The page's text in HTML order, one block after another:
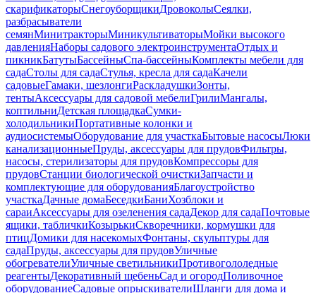
скарификаторыСнегоуборщикиДровоколыСеялки,
разбрасыватели
семянМинитракторыМиникультиваторыМойки высокого
давленияНаборы садового электроинструментаОтдых и
пикникБатутыБассейныСпа-бассейныКомплекты мебели для
садаСтолы для садаСтулья, кресла для садаКачели
садовыеГамаки, шезлонгиРаскладушкиЗонты,
тентыАксессуары для садовой мебелиГрилиМангалы,
коптильниДетская площадкаСумки-
холодильникиПортативные колонки и
аудиосистемыОборудование для участкаБытовые насосыЛюки
канализационныеПруды, аксессуары для прудовФильтры,
насосы, стерилизаторы для прудовКомпрессоры для
прудовСтанции биологической очисткиЗапчасти и
комплектующие для оборудованияБлагоустройство
участкаДачные домаБеседкиБаниХозблоки и
сараиАксессуары для озеленения садаДекор для садаПочтовые
ящики, табличкиКозырькиСкворечники, кормушки для
птицДомики для насекомыхФонтаны, скульптуры для
садаПруды, аксессуары для прудовУличные
обогревателиУличные светильникиПротивогололедные
реагентыДекоративный щебеньСад и огородПоливочное
оборудованиеСадовые опрыскивателиШланги для дома и